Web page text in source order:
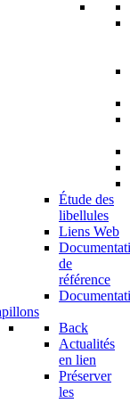
Étude des
libellules
Liens Web
de
référence
Back
Actualités
en lien
Préserver
les